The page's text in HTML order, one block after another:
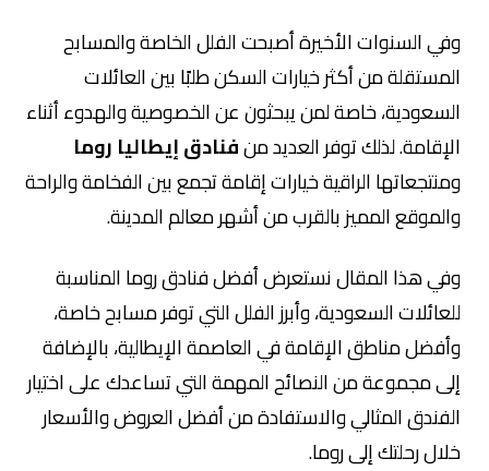
وفي السنوات الأخيرة أصبحت الفلل الخاصة والمسابح
المستقلة من أكثر خيارات السكن طلبًا بين العائلات
السعودية، خاصة لمن يبحثون عن الخصوصية والهدوء أثناء
الإقامة. لذلك توفر العديد منفنادق إيطاليا روما
ومنتجعاتها الراقية خيارات إقامة تجمع بين الفخامة والراحة
والموقع المميز بالقرب من أشهر معالم المدينة.
وفي هذا المقال نستعرض أفضل فنادق روما المناسبة
للعائلات السعودية، وأبرز الفلل التي توفر مسابح خاصة،
وأفضل مناطق الإقامة في العاصمة الإيطالية، بالإضافة
إلى مجموعة من النصائح المهمة التي تساعدك على اختيار
الفندق المثالي والاستفادة من أفضل العروض والأسعار
خلال رحلتك إلى روما.